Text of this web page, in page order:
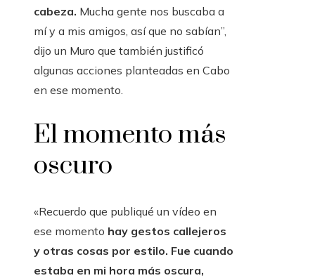
cabeza. Mucha gente nos buscaba a
mí y a mis amigos, así que no sabían”,
dijo un Muro que también justificó
algunas acciones planteadas en Cabo
en ese momento.
El momento más
oscuro
«Recuerdo que publiqué un vídeo en
ese momento hay gestos callejeros
y otras cosas por estilo. Fue cuando
estaba en mi hora más oscura,